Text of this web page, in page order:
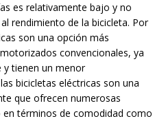
es relativamente bajo y no
rendimiento de la bicicleta. Por
son una opción más
convencionales, ya
y tienen un menor
bicicletas eléctricas son una
que ofrecen numerosas
términos de comodidad como